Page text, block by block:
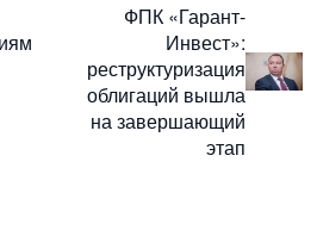
ФПК «Гарант-
Инвест»:
реструктуризация
облигаций вышла
на завершающий
этап